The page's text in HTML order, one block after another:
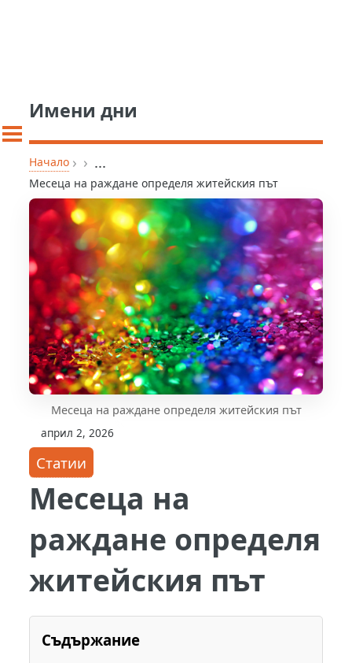
Имени дни
Начало › › ...
Месеца на раждане определя житейския път
Месеца на раждане определя житейския път
април 2, 2026
Статии
Месеца на
раждане определя
житейския път
Съдържание